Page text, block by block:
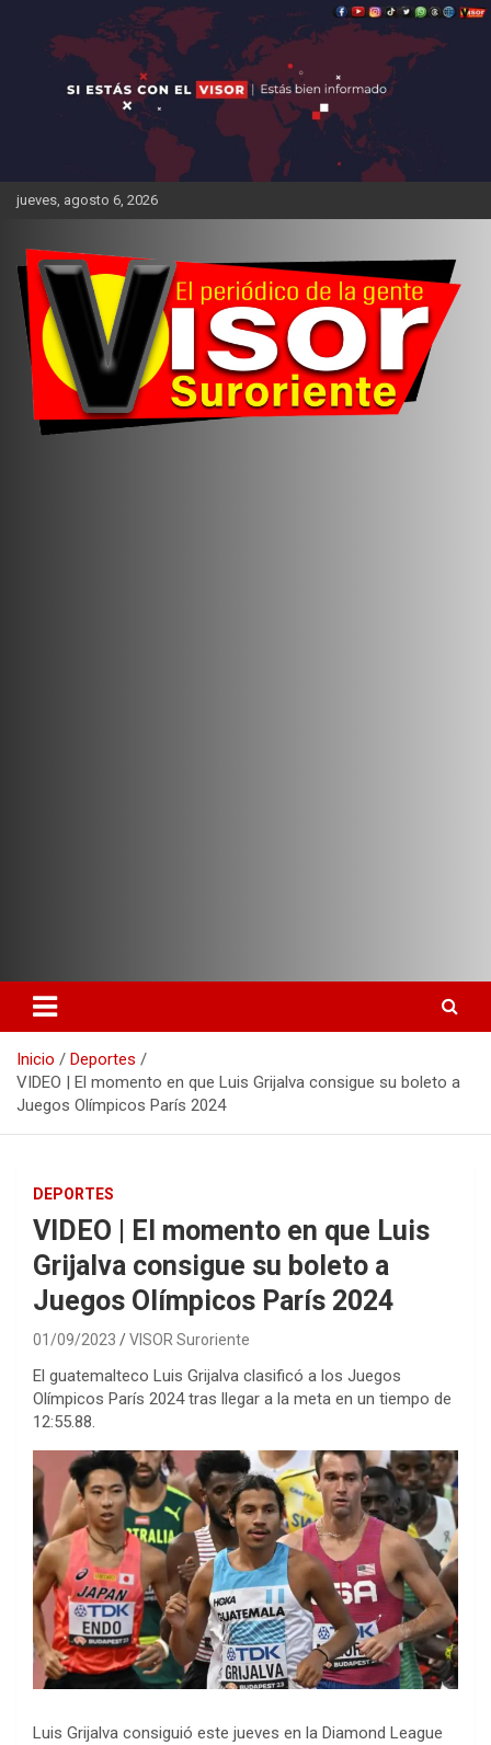
contenido
jueves, agosto 6, 2026
Inicio
Deportes
VIDEO | El momento en que Luis Grijalva consigue su boleto a
Juegos Olímpicos París 2024
DEPORTES
VIDEO | El momento en que Luis
Grijalva consigue su boleto a
Juegos Olímpicos París 2024
01/09/2023 VISOR Suroriente
El guatemalteco Luis Grijalva clasificó a los Juegos
Olímpicos París 2024 tras llegar a la meta en un tiempo de
12:55.88.
Luis Grijalva consiguió este jueves en la Diamond League